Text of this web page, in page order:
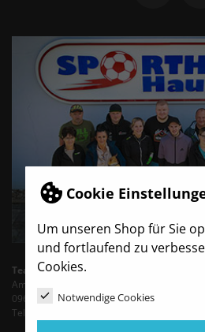
Cookie
Um unseren Shop für Sie
und fortlaufend zu
Cookies.
Notwendige Cookies
TeamBro - Sporthaus Haubold
Am Wasserturm 6
09603 Siebenlehn
Tel.: +49 35242 - 66683 (Mo-Fr 9-13 Uhr)